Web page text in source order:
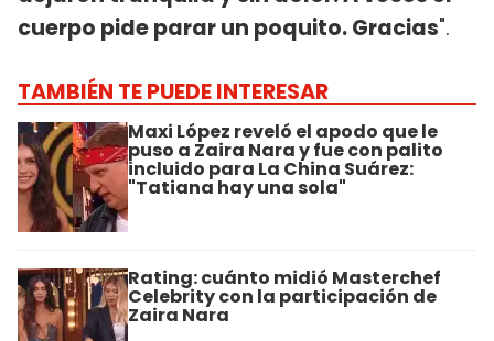
cuerpo pide parar un poquito. Gracias".
TAMBIÉN TE PUEDE INTERESAR
Maxi López reveló el apodo que le
puso a Zaira Nara y fue con palito
incluido para La China Suárez:
"Tatiana hay una sola"
Rating: cuánto midió Masterchef
Celebrity con la participación de
Zaira Nara